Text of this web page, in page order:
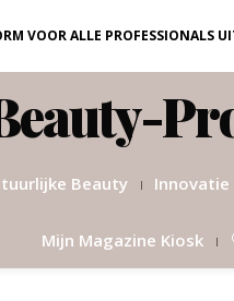
VOOR ALLE PROFESSIONALS
Beauty Innovatie
Mijn Magazine Kiosk